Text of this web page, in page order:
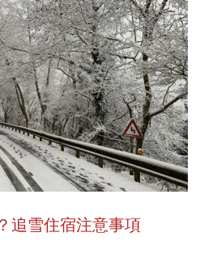
追雪住宿注意事項